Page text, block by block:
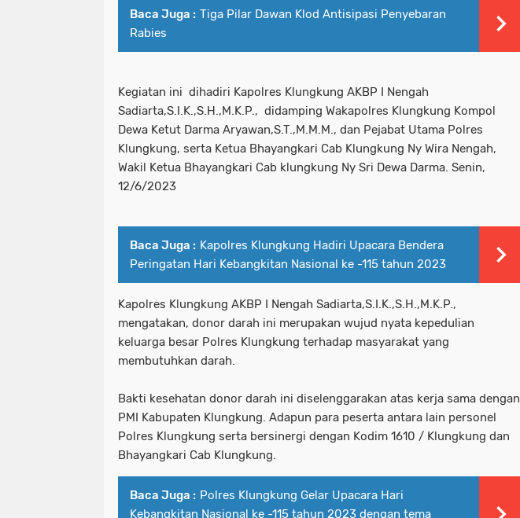
Baca Juga : Tiga Pilar Dawan Klod Antisipasi Penyebaran
Rabies
Kegiatan ini dihadiri Kapolres Klungkung AKBP I Nengah
Sadiarta,S.I.K.,S.H.,M.K.P., didamping Wakapolres Klungkung Kompol
Dewa Ketut Darma Aryawan,S.T.,M.M.M., dan Pejabat Utama Polres
Klungkung, serta Ketua Bhayangkari Cab Klungkung Ny Wira Nengah,
Wakil Ketua Bhayangkari Cab klungkung Ny Sri Dewa Darma. Senin,
12/6/2023
Baca Juga : Kapolres Klungkung Hadiri Upacara Bendera
Peringatan Hari Kebangkitan Nasional ke -115 tahun 2023
Kapolres Klungkung AKBP I Nengah Sadiarta,S.I.K.,S.H.,M.K.P.,
mengatakan, donor darah ini merupakan wujud nyata kepedulian
keluarga besar Polres Klungkung terhadap masyarakat yang
membutuhkan darah.
Bakti kesehatan donor darah ini diselenggarakan atas kerja sama dengan
PMI Kabupaten Klungkung. Adapun para peserta antara lain personel
Polres Klungkung serta bersinergi dengan Kodim 1610 / Klungkung dan
Bhayangkari Cab Klungkung.
Baca Juga : Polres Klungkung Gelar Upacara Hari
Kebangkitan Nasional ke -115 tahun 2023 dengan tema